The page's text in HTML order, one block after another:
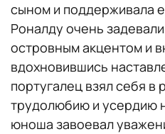
сыном и поддерживала
Роналду очень
островным акцентом и
вдохновившись
португалец взял себя в
трудолюбию и усердию
юноша завоевал